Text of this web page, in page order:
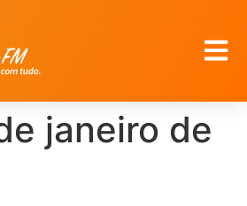
janeiro de